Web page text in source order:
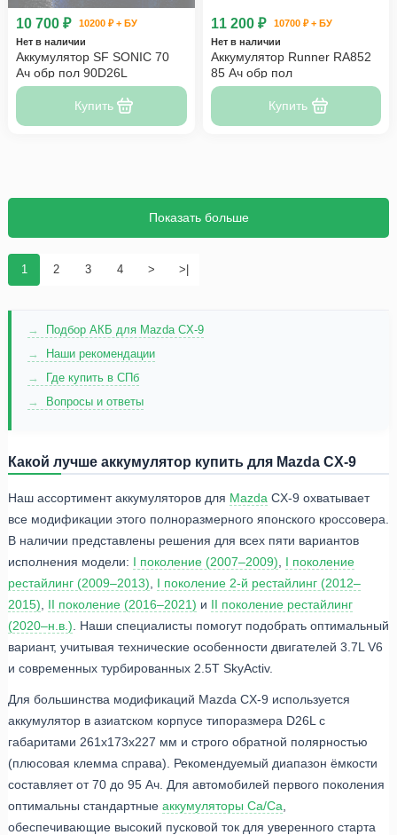
10 700 ₽
10200 ₽ + БУ
Нет в наличии
Аккумулятор SF SONIC 70
Ач обр пол 90D26L
Купить
11 200 ₽
10700 ₽ + БУ
Нет в наличии
Аккумулятор Runner RA852
85 Ач обр пол
Купить
1 2 3 4 > >|
Показать больше
Подбор АКБ для Mazda CX-9
Наши рекомендации
Где купить в СПб
Вопросы и ответы
Какой лучше аккумулятор купить для Mazda CX-9
Наш ассортимент аккумуляторов для Mazda CX-9 охватывает
все модификации этого полноразмерного японского кроссовера.
В наличии представлены решения для всех пяти вариантов
исполнения модели: I поколение (2007–2009)
I поколение
рестайлинг (2009–2013)
I поколение 2-й рестайлинг (2012–
2015)
II поколение (2016–2021) и II поколение рестайлинг
(2020–н.в.) . Наши специалисты помогут подобрать оптимальный
вариант, учитывая технические особенности двигателей 3.7L V6
и современных турбированных 2.5T SkyActiv.
Для большинства модификаций Mazda CX-9 используется
аккумулятор в азиатском корпусе типоразмера D26L с
габаритами 261x173x227 мм и строго обратной полярностью
(плюсовая клемма справа). Рекомендуемый диапазон ёмкости
составляет от 70 до 95 Ач. Для автомобилей первого поколения
оптимальны стандартные аккумуляторы Ca/Ca
обеспечивающие высокий пусковой ток для уверенного старта